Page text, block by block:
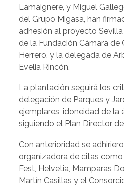
Lamaignere, y Miguel
del Grupo Migasa, han
adhesión al proyecto
de la Fundación Cámara de
Herrero, y la delegada de
Evelia Rincón.
La plantación seguirá los
delegación de Parques y
ejemplares, idoneidad de
siguiendo el Plan Director
Con anterioridad se
organizadora de citas
Fest, Helvetia, Mamparas
Martín Casillas y el